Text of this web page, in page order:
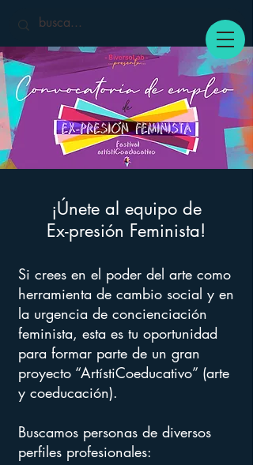
¡Únete al equipo de
Ex-presión Feminista!
Si crees en el poder del arte como
herramienta de cambio social y en
la urgencia de concienciación
feminista, esta es tu oportunidad
para formar parte de un gran
proyecto “ArtístiCoeducativo” (arte
y coeducación).
Buscamos personas de diversos
perfiles profesionales: